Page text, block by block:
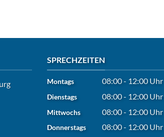
SPRECHZEITEN
Montags 08:00 - 12:00 Uhr
Dienstags 08:00 - 12:00 Uhr
Mittwochs 08:00 - 12:00 Uhr
Donnerstags 08:00 - 12:00 Uhr